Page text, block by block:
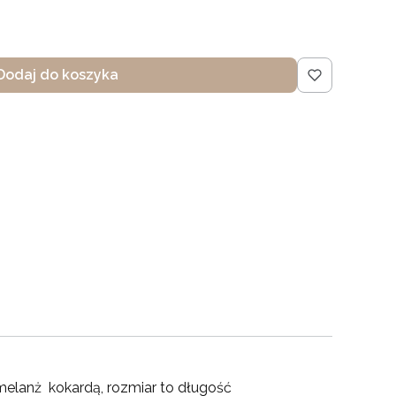
do koszyka
kokardą, rozmiar to długość